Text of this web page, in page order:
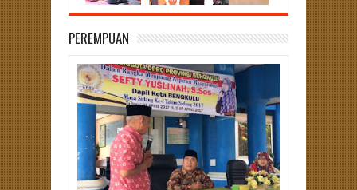
PEREMPUAN